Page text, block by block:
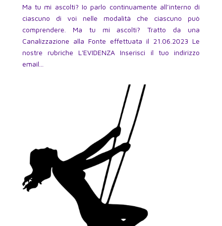
Ma tu mi ascolti? Io parlo continuamente all’interno di
ciascuno di voi nelle modalità che ciascuno può
comprendere. Ma tu mi ascolti? Tratto da una
Canalizzazione alla Fonte effettuata il 21.06.2023 Le
nostre rubriche L'EVIDENZA Inserisci il tuo indirizzo
email...